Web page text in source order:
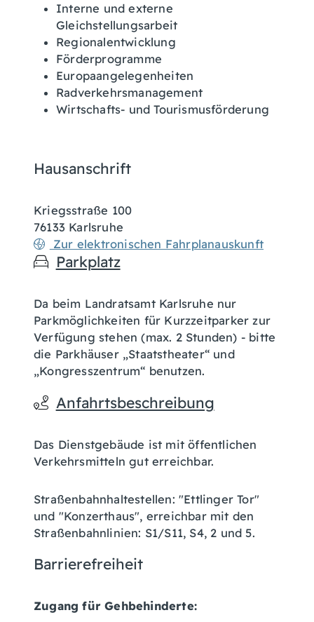
Interne und externe
Gleichstellungsarbeit
Regionalentwicklung
Förderprogramme
Europaangelegenheiten
Radverkehrsmanagement
Wirtschafts- und Tourismusförderung
Hausanschrift
Kriegsstraße 100
76133 Karlsruhe
Zur elektronischen Fahrplanauskunft
Parkplatz
Da beim Landratsamt Karlsruhe nur
Parkmöglichkeiten für Kurzzeitparker zur
Verfügung stehen (max. 2 Stunden) - bitte
die Parkhäuser „Staatstheater“ und
„Kongresszentrum“ benutzen.
Anfahrtsbeschreibung
Das Dienstgebäude ist mit öffentlichen
Verkehrsmitteln gut erreichbar.
Straßenbahnhaltestellen: "Ettlinger Tor"
und "Konzerthaus", erreichbar mit den
Straßenbahnlinien: S1/S11, S4, 2 und 5.
Barrierefreiheit
Zugang für Gehbehinderte: